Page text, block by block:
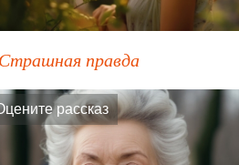
правда
рассказ